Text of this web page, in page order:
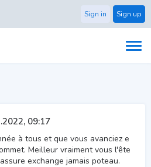
Sign up
Sign in
09:17
à tous et que vous avanciez e
Meilleur vraiment vous l'ête
exchange jamais poteau.